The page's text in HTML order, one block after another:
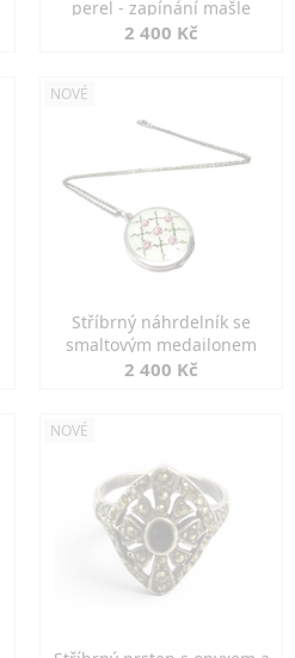
perel - zapínání mašle
2 400 Kč
NOVÉ
Stříbrný náhrdelník se
smaltovým medailonem
2 400 Kč
NOVÉ